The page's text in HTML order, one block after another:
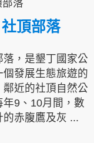
社頂部落
落，是墾丁國家公
個發展生態旅遊的
鄰近的社頂自然公
年9、10月間，數
的赤腹鷹及灰 ...